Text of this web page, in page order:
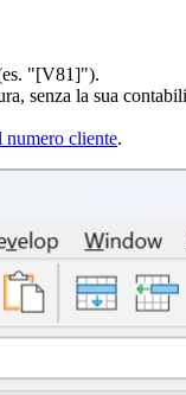
"[V81]").
senza la sua
numero cliente.